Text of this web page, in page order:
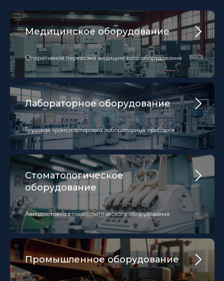
Медицинское оборудование
Оперативная перевозка медицинского оборудования
Лабораторное оборудование
Грузовая транспортировка лабораторных приборов
Стоматологическое
оборудование
Авиадоставка стоматологического оборудования
Промышленное оборудование